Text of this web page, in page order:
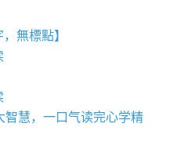
無標點】
智慧，一口气读完心学精